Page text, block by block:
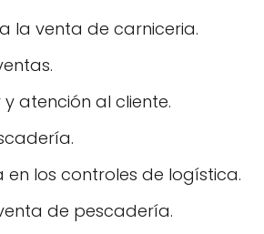
la venta de carniceria.
atención al cliente.
en los controles de logística.
de pescadería.